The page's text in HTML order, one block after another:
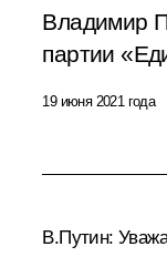
Владимир
партии
19 июня 2021 года
В.Путин: